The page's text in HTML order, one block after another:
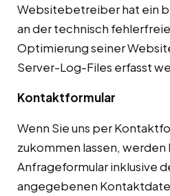
Websitebetreiber hat ein
an der technisch
Optimierung seiner
Server-Log-Files erfasst
Kontaktformular
Wenn Sie uns per
zukommen lassen, werden
Anfrageformular inklusive
angegebenen